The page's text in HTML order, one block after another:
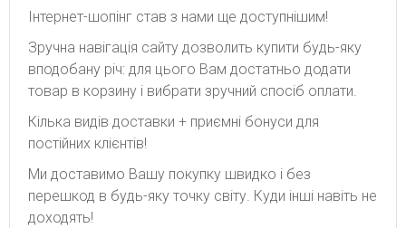
Інтернет-шопінг став з нами ще доступнішим!
Зручна навігація сайту дозволить купити будь-яку
вподобану річ: для цього Вам достатньо додати
товар в корзину і вибрати зручний спосіб оплати.
Кілька видів доставки + приємні бонуси для
постійних клієнтів!
Ми доставимо Вашу покупку швидко і без
перешкод в будь-яку точку світу. Куди інші навіть не
доходять!